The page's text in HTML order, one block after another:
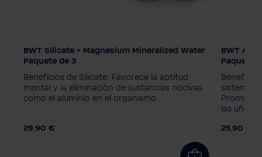
Tecnología de filtrado
Magnesium
Silicate + Magnesium
Extra Soft
BWT Silicate + Magnesium Mineralized Water
Paquete de 3
Beneficios de Silicate: Favorece la aptitud
mental y la eliminación de sustancias nocivas
como el aluminio en el organismo.
29,90 €
Silicate
Extra
BWT
Paquete
sistema
las uñas.
25,90 €